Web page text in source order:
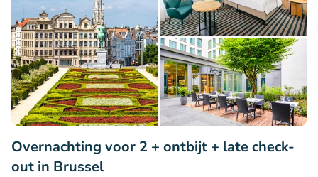
Overnachting voor 2 + ontbijt + late check-
out in Brussel